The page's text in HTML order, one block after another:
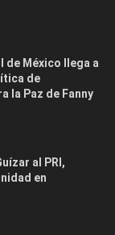
de México llega a
de
la Paz de Fanny
al PRI,
en